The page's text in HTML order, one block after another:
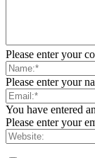
Please enter your
Please enter your
You have entered
Please enter your